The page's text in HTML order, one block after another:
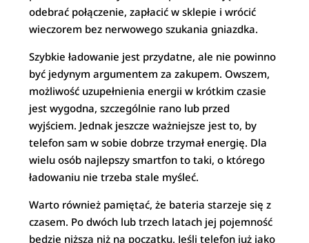
odebrać połączenie, zapłacić w sklepie i wrócić
wieczorem bez nerwowego szukania gniazdka.
Szybkie ładowanie jest przydatne, ale nie powinno
być jedynym argumentem za zakupem. Owszem,
możliwość uzupełnienia energii w krótkim czasie
jest wygodna, szczególnie rano lub przed
wyjściem. Jednak jeszcze ważniejsze jest to, by
telefon sam w sobie dobrze trzymał energię. Dla
wielu osób najlepszy smartfon to taki, o którego
ładowaniu nie trzeba stale myśleć.
Warto również pamiętać, że bateria starzeje się z
czasem. Po dwóch lub trzech latach jej pojemność
będzie niższa niż na początku. Jeśli telefon już jako